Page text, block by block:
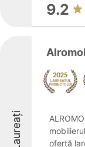
9.2
Laureați
ofertă